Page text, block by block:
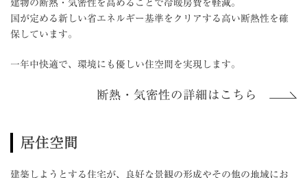
建物の断熱・気密性を高めることで冷暖房費を軽減。
国が定める新しい省エネルギー基準をクリアする高い断熱性を確
保しています。
一年中快適で、環境にも優しい住空間を実現します。
断熱・気密性の詳細はこちら
居住空間
建築しようとする住宅が、良好な景観の形成やその他の地域にお